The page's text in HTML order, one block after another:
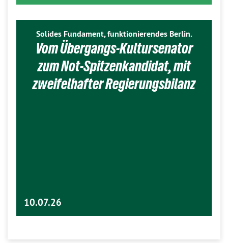
Solides Fundament, funktionierendes Berlin.
Vom Übergangs-Kultursenator
zum Not-Spitzenkandidat, mit
zweifelhafter Regierungsbilanz
10.07.26